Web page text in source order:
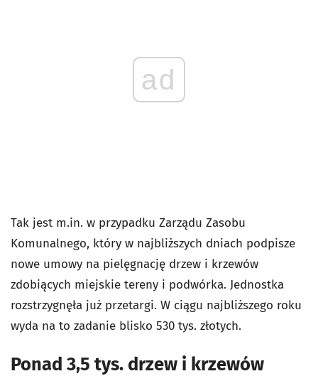
ad
Tak jest m.in. w przypadku Zarządu Zasobu
Komunalnego, który w najbliższych dniach podpisze
nowe umowy na pielęgnację drzew i krzewów
zdobiących miejskie tereny i podwórka. Jednostka
rozstrzygnęła już przetargi. W ciągu najbliższego roku
wyda na to zadanie blisko 530 tys. złotych.
Ponad 3,5 tys. drzew i krzewów